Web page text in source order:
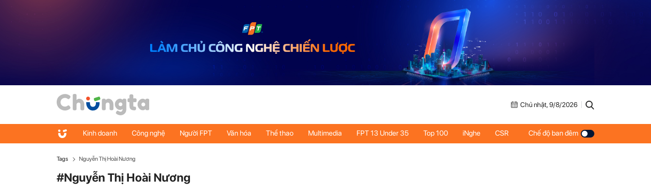
Chủ nhật, 9/8/2026
Kinh doanh Công nghệ Người FPT Văn hóa Thể thao Multimedia FPT 13 Under 35 Top 100 iNghe CSR Chế độ ban đêm
Tags Nguyễn Thị Hoài Nương
#Nguyễn Thị Hoài Nương